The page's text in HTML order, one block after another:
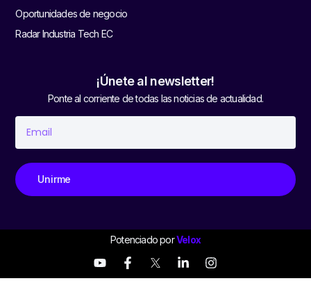
Oportunidades de negocio
Radar Industria Tech EC
¡Únete al newsletter!
Ponte al corriente de todas las noticias de actualidad.
Unirme
Potenciado porVelox